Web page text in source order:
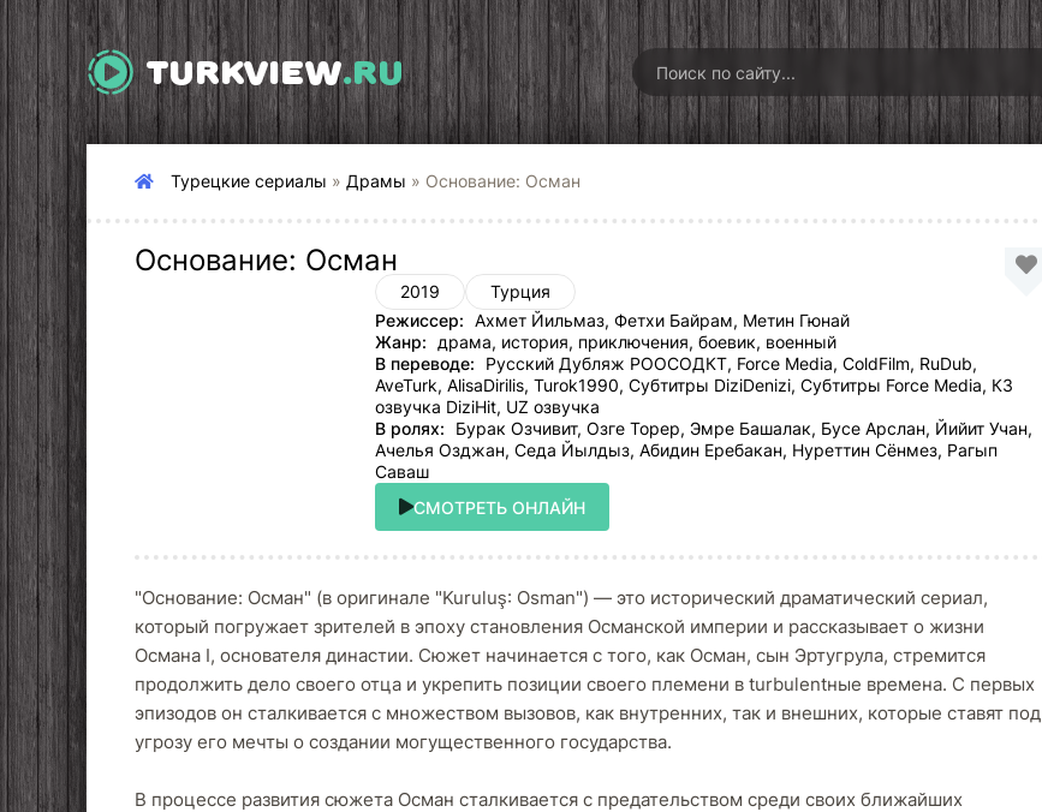
TURKVIEW.RU
Турецкие сериалы » Драмы » Основание: Осман
Основание: Осман
2019
Турция
Режиссер: Ахмет Йильмаз, Фетхи Байрам, Метин Гюнай
Жанр:
драма, история, приключения, боевик, военный
В переводе:
Русский Дубляж РООСОДКТ, Force Media, ColdFilm, RuDub,
AveTurk, AlisaDirilis, Turok1990, Субтитры DiziDenizi, Субтитры Force Media, КЗ
озвучка DiziHit, UZ озвучка
В ролях:
Бурак Озчивит, Озге Торер, Эмре Башалак, Бусе Арслан, Йийит Учан,
Ачелья Озджан, Седа Йылдыз, Абидин Еребакан, Нуреттин Сёнмез, Рагып
Саваш
СМОТРЕТЬ ОНЛАЙН
"Основание: Осман" (в оригинале "Kuruluş: Osman") — это исторический драматический сериал,
который погружает зрителей в эпоху становления Османской империи и рассказывает о жизни
Османа I, основателя династии. Сюжет начинается с того, как Осман, сын Эртугрула, стремится
продолжить дело своего отца и укрепить позиции своего племени в turbulentные времена. С первых
эпизодов он сталкивается с множеством вызовов, как внутренних, так и внешних, которые ставят под
угрозу его мечты о создании могущественного государства.
В процессе развития сюжета Осман сталкивается с предательством среди своих ближайших